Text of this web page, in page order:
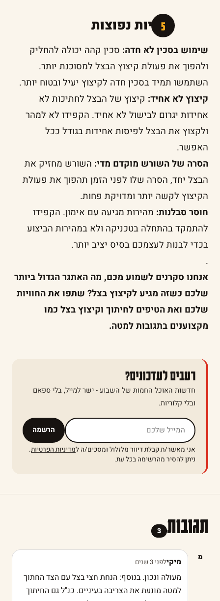
טעויות נפוצות
שימוש בסכין לא חדה: סכין קהה יכולה להחליק
ולהפוך את פעולת קיצוץ הבצל למסוכנת יותר.
השתמשו תמיד בסכין חדה לקיצוץ יעיל ובטוח יותר.
קיצוץ לא אחיד: קיצוץ של הבצל לחתיכות לא
אחידות יגרום לבישול לא אחיד. הקפידו לא למהר
ולקצוץ את הבצל לפיסות אחידות בגודל ככל
האפשר.
הסרה של השורש מוקדם מדי: השורש מחזיק את
הבצל יחד, הסרה שלו לפני הזמן תהפוך את פעולת
הקיצוץ לקשה יותר ומדויקת פחות.
חוסר סבלנות: מהירות מגיעה עם אימון. הקפידו
להתמקד בהתחלה בטכניקה ולא במהירות הביצוע
בכדי לבנות לעצמכם בסיס יציב יותר.
.
אנחנו סקרנים לשמוע מכם, מה האתגר הגדול ביותר
שלכם כשזה מגיע לקיצוץ בצל? שתפו את החוויות
שלכם ואת הטיפים לחיתוך וקיצוץ בצל כמו
מקצוענים בתגובות למטה.
רעבים לעדכונים?
חדשות האוכל החמות של השבוע - ישר למייל, בלי ספאם
ובלי קלוריות.
הרשמה אל תמלאו שדה זה
אני מאשר/ת קבלת דיוור מלזלול ומסכים/ה למדיניות הפרטיות.
ניתן להסיר מהרשימה בכל עת.
תגובות 3
מ מיקילפני 3 שנים
מעולה ונכון. בנוסף: הנחת חצי בצל עם הצד החתוך
למטה מונעת את הצריבה בעיניים. כנ"ל גם החיתוך